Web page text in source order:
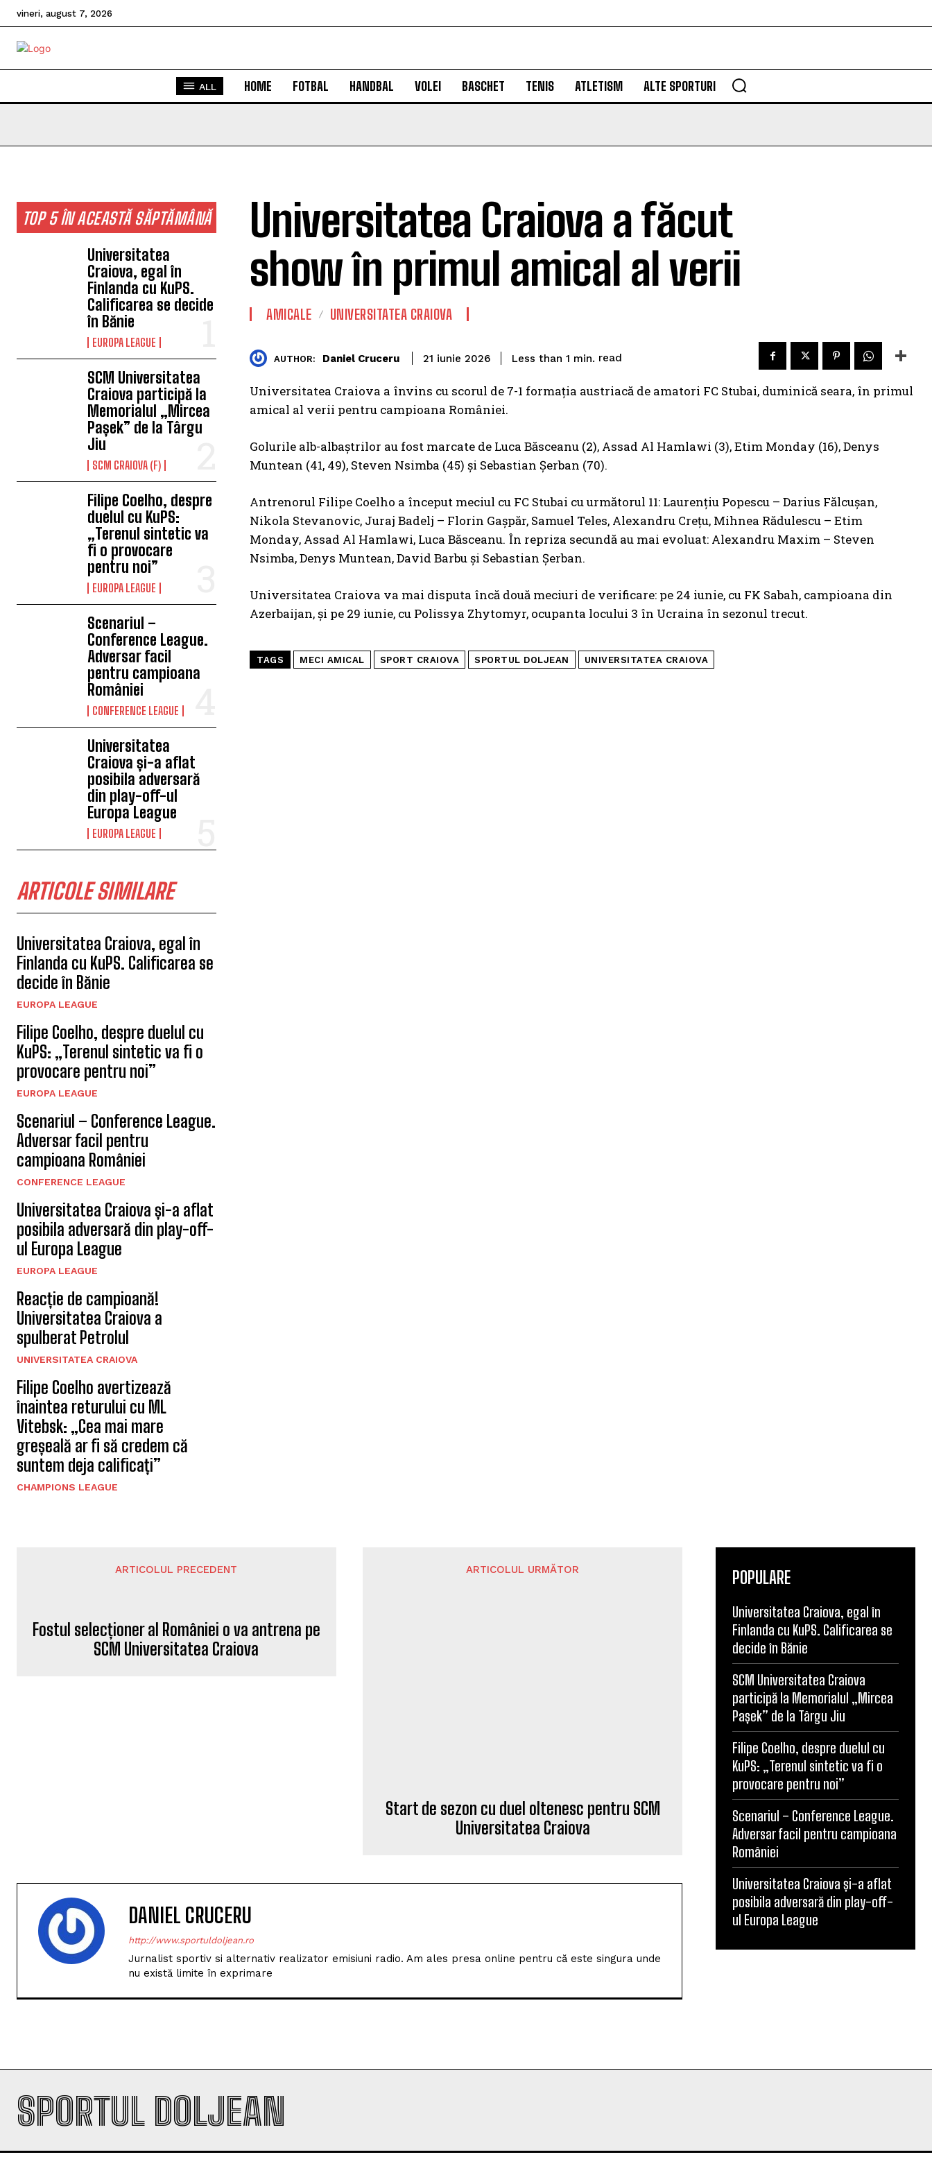
vineri, august 7, 2026
ALL HOME FOTBAL HANDBAL VOLEI BASCHET TENIS ATLETISM ALTE SPORTURI
TOP 5 ÎN ACEASTĂ SĂPTĂMÂNĂ
Universitatea
Craiova, egal în
Finlanda cu KuPS.
Calificarea se decide
în Bănie
EUROPA LEAGUE
SCM Universitatea
Craiova participă la
Memorialul „Mircea
Pașek” de la Târgu
Jiu
SCM CRAIOVA (F)
Filipe Coelho, despre
duelul cu KuPS:
„Terenul sintetic va
fi o provocare
pentru noi”
EUROPA LEAGUE
Scenariul –
Conference League.
Adversar facil
pentru campioana
României
CONFERENCE LEAGUE
Universitatea
Craiova și-a aflat
posibila adversară
din play-off-ul
Europa League
EUROPA LEAGUE
ARTICOLE SIMILARE
Universitatea Craiova, egal în
Finlanda cu KuPS. Calificarea se
decide în Bănie
EUROPA LEAGUE
Filipe Coelho, despre duelul cu
KuPS: „Terenul sintetic va fi o
provocare pentru noi”
EUROPA LEAGUE
Scenariul – Conference League.
Adversar facil pentru
campioana României
CONFERENCE LEAGUE
Universitatea Craiova și-a aflat
posibila adversară din play-off-
ul Europa League
EUROPA LEAGUE
Reacție de campioană!
Universitatea Craiova a
spulberat Petrolul
UNIVERSITATEA CRAIOVA
Filipe Coelho avertizează
înaintea returului cu ML
Vitebsk: „Cea mai mare
greșeală ar fi să credem că
suntem deja calificați”
CHAMPIONS LEAGUE
Universitatea Craiova a făcut
show în primul amical al verii
AMICALE UNIVERSITATEA CRAIOVA
AUTHOR: Daniel Cruceru 21 iunie 2026 Less than 1 min. read
Universitatea Craiova a învins cu scorul de 7-1 formaţia austriacă de amatori FC Stubai, duminică seara, în primul
amical al verii pentru campioana României.
Golurile alb-albaștrilor au fost marcate de Luca Băsceanu (2), Assad Al Hamlawi (3), Etim Monday (16), Denys
Muntean (41, 49), Steven Nsimba (45) și Sebastian Șerban (70).
Antrenorul Filipe Coelho a început meciul cu FC Stubai cu următorul 11: Laurențiu Popescu – Darius Fălcușan,
Nikola Stevanovic, Juraj Badelj – Florin Gașpăr, Samuel Teles, Alexandru Crețu, Mihnea Rădulescu – Etim
Monday, Assad Al Hamlawi, Luca Băsceanu. În repriza secundă au mai evoluat: Alexandru Maxim – Steven
Nsimba, Denys Muntean, David Barbu și Sebastian Șerban.
Universitatea Craiova va mai disputa încă două meciuri de verificare: pe 24 iunie, cu FK Sabah, campioana din
Azerbaijan, şi pe 29 iunie, cu Polissya Zhytomyr, ocupanta locului 3 în Ucraina în sezonul trecut.
TAGS MECI AMICAL SPORT CRAIOVA SPORTUL DOLJEAN UNIVERSITATEA CRAIOVA
ARTICOLUL PRECEDENT
Fostul selecționer al României o va antrena pe
ARTICOLUL URMĂTOR
Jurnalist sportiv si alternativ realizator emisiuni radio. Am ales presa online pentru că este singura unde
POPULARE
Universitatea Craiova, egal în
Finlanda cu KuPS. Calificarea se
decide în Bănie
SCM Universitatea Craiova
participă la Memorialul „Mircea
Pașek” de la Târgu Jiu
Filipe Coelho, despre duelul cu
KuPS: „Terenul sintetic va fi o
provocare pentru noi”
Scenariul – Conference League.
Adversar facil pentru campioana
României
Universitatea Craiova și-a aflat
posibila adversară din play-off-
ul Europa League
SPORTUL DOLJEAN
SportulDoljean.ro este un site de știri
ULTIMELE ȘTIRI
Un nou baschetbalist american
SCM Universitatea Craiova